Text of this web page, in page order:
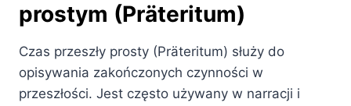
prostym (Präteritum)
Czas przeszły prosty (Präteritum) służy do
opisywania zakończonych czynności w
przeszłości. Jest często używany w narracji i